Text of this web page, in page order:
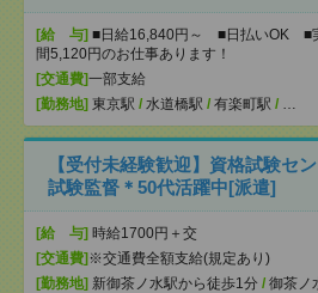
[給 与] ■日給16,840円～ ■日払いOK ■
間5,120円のお仕事あります！
[交通費]一部支給
[勤務地] 東京駅 / 水道橋駅 / 有楽町駅 / …
【受付未経験歓迎】資格試験セ
試験監督＊50代活躍中[派遣]
[給 与] 時給1700円＋交
[交通費] ※交通費全額支給(規定あり)
[勤務地] 新御茶ノ水駅から徒歩1分 / 御茶ノ